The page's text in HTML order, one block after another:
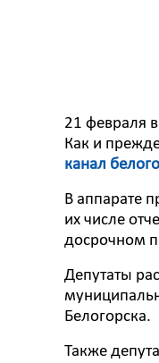
21 февраля
Как и
канал
В аппарате
их числе
досрочном
Депутаты
Белогорска.
Также